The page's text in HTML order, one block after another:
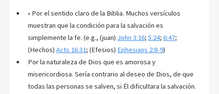
• Por el sentido claro de la Biblia. Muchos versículos
muestran que la condición para la salvación es
simplemente la fe. (e.g., (juan) John 3:16; 5:24; 6:47;
(Hechos) Acts 16:31; (Efesios) Ephesians 2:8-9)
Por la naturaleza de Dios que es amorosa y
misericordiosa. Sería contrario al deseo de Dios, de que
todas las personas se salven, si Él dificultara la salvación.